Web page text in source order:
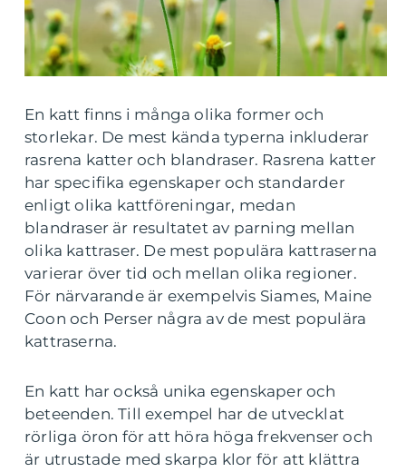
En katt finns i många olika former och
storlekar. De mest kända typerna inkluderar
rasrena katter och blandraser. Rasrena katter
har specifika egenskaper och standarder
enligt olika kattföreningar, medan
blandraser är resultatet av parning mellan
olika kattraser. De mest populära kattraserna
varierar över tid och mellan olika regioner.
För närvarande är exempelvis Siames, Maine
Coon och Perser några av de mest populära
kattraserna.
En katt har också unika egenskaper och
beteenden. Till exempel har de utvecklat
rörliga öron för att höra höga frekvenser och
är utrustade med skarpa klor för att klättra